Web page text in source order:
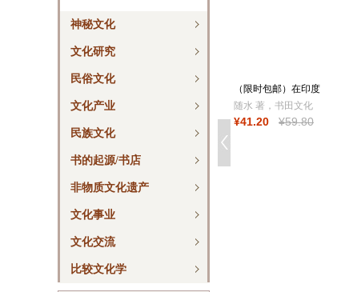
神秘文化
文化研究
民俗文化
文化产业
民族文化
书的起源/书店
非物质文化遗产
文化事业
文化交流
比较文化学
（限时包邮）在印度
看印度（带你直
随水 著，书田文化
出品
¥41.20 ¥59.80